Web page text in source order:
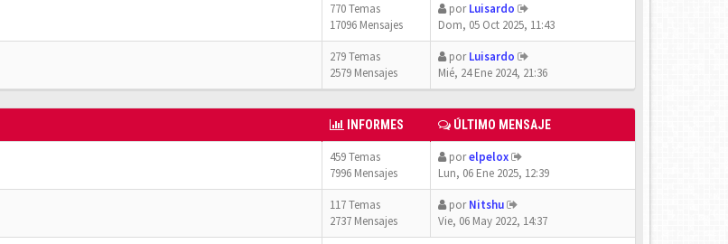
770 Temas
17096 Mensajes
porLuisardo
Dom, 05 Oct 2025, 11:43
279 Temas
2579 Mensajes
porLuisardo
Mié, 24 Ene 2024, 21:36
INFORMES ÚLTIMO MENSAJE
459 Temas
7996 Mensajes
porelpelox
Lun, 06 Ene 2025, 12:39
117 Temas
2737 Mensajes
porNitshu
Vie, 06 May 2022, 14:37